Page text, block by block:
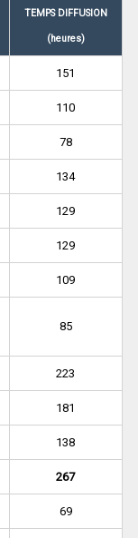
TEMPS DIFFUSION
(heures)
151
110
78
134
129
129
109
85
223
181
138
267
69